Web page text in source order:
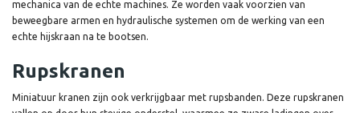
mechanica van de echte machines. Ze worden vaak voorzien van
beweegbare armen en hydraulische systemen om de werking van een
echte hijskraan na te bootsen.
Rupskranen
Miniatuur kranen zijn ook verkrijgbaar met rupsbanden. Deze rupskranen